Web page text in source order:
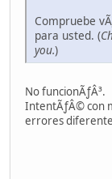
Compruebe
para usted. (
you.)
No funcionÃƒÂ³.
IntentÃƒÂ© con
errores